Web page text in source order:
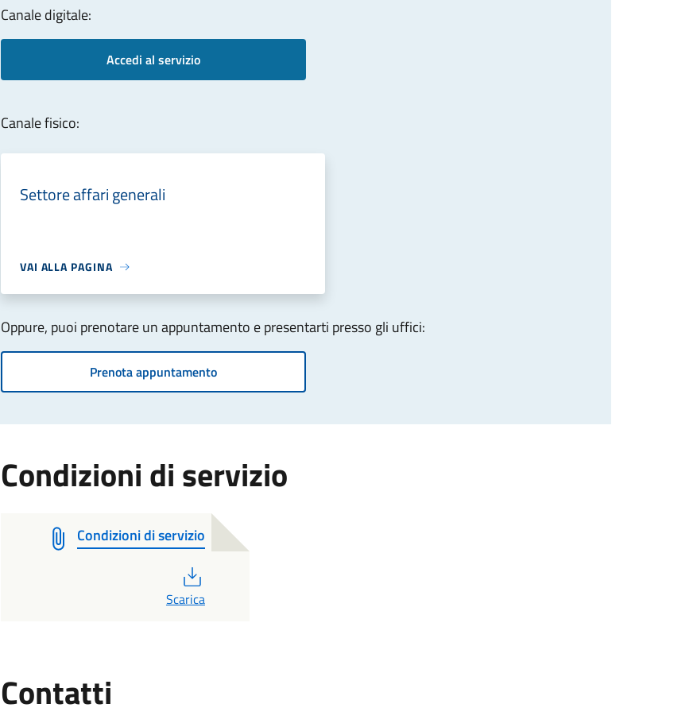
Canale digitale:
Accedi al servizio
Canale fisico:
Settore affari generali
VAI ALLA PAGINA
Oppure, puoi prenotare un appuntamento e presentarti presso gli uffici:
Prenota appuntamento
Condizioni di servizio
Condizioni di servizio
Scarica
Contatti